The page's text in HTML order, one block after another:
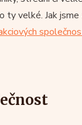
ty velké. Jak jsme